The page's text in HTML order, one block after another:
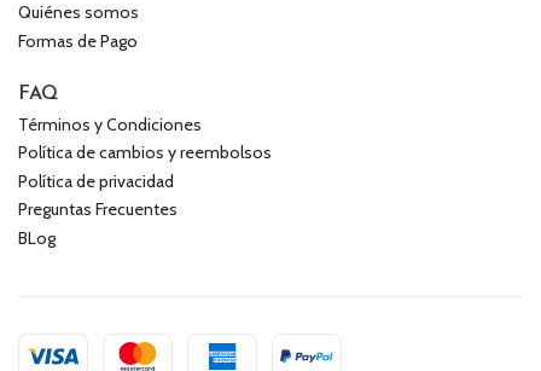
Quiénes somos
Formas de Pago
FAQ
Términos y Condiciones
Política de cambios y reembolsos
Política de privacidad
Preguntas Frecuentes
BLog